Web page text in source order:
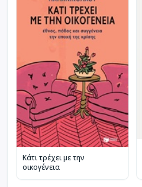
Κάτι τρέχει με την
οικογένεια